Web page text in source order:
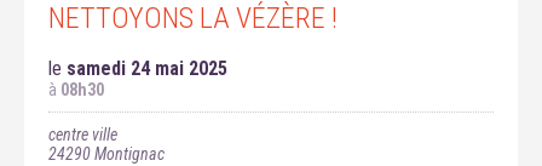
NETTOYONS LA VÉZÈRE !
le samedi 24 mai 2025
à 08h30
centre ville
24290Montignac